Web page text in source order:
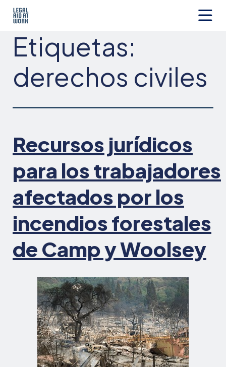
Aid
at
Etiquetas:
derechos civiles
Recursos jurídicos
para los trabajadores
afectados por los
incendios forestales
de Camp y Woolsey